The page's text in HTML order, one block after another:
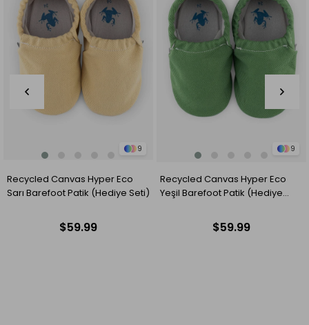
9
Recycled Canvas Hyper Eco
Sarı Barefoot Patik (Hediye Seti)
$59.99
9
Recycled Canvas Hyper Eco
Yeşil Barefoot Patik (Hediye
$59.99